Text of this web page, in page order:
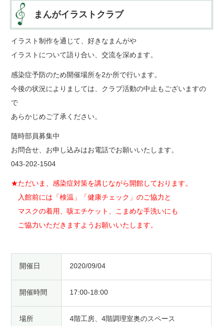
まんがイラストクラブ
イラスト制作を通じて、好きなまんがや
イラストについて語り合い、交流を深めます。
感染症予防のため開催場所を2か所で行います。
今後の状況によりましては、クラブ活動の中止もございますの
で
あらかじめご了承ください。
随時部員募集中
お問合せ、お申し込みはお電話でお願いいたします。
043-202-1504
★ただいま、感染症対策を講じながら開館しております。
入館前には「検温」「健康チェック」のご協力と
マスクの着用、咳エチケット、こまめな手洗いにも
ご協力いただきますようお願いいたします。
開催日 2020/09/04
開催時間 17:00-18:00
場所 4階工房、4階調理室奥のスペース